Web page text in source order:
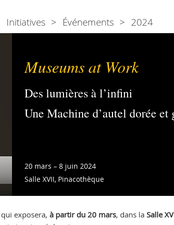
Museums at Work
Des lumières à l’infini
Une Machine d’autel dorée et
20 mars – 8 juin 2024
Salle XVII, Pinacothèque
qui exposera, à partir du 20 mars, dans la Salle
Initiatives Événements 2024